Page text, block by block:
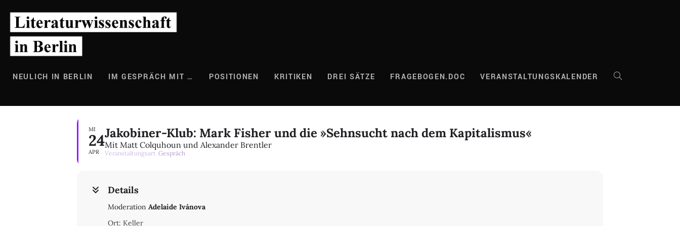
Inhalt
springen
NEULICH IN BERLIN IM GESPRÄCH MIT … POSITIONEN KRITIKEN DREI SÄTZE FRAGEBOGEN.DOC VERANSTALTUNGSKALENDER WEBSITE-
MI
24
APR
Jakobiner-Klub: Mark Fisher und die »Sehnsucht nach dem Kapitalismus«
Mit Matt Colquhoun und Alexander Brentler
Veranstaltungsart Gespräch
Details
Moderation Adelaide Ivánova
Ort: Keller